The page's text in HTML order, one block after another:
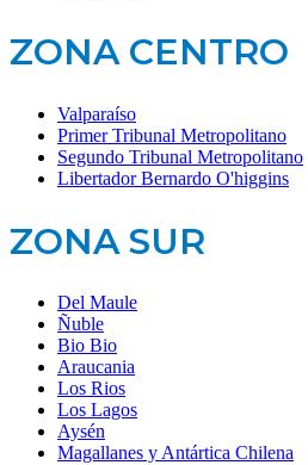
ZONA CENTRO
Valparaíso
Primer Tribunal Metropolitano
Segundo Tribunal Metropolitano
Libertador Bernardo O'higgins
ZONA SUR
Del Maule
Ñuble
Bio Bio
Araucania
Los Rios
Los Lagos
Aysén
Magallanes y Antártica Chilena